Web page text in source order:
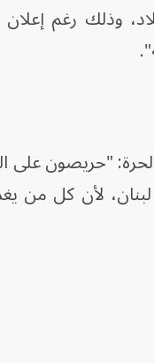
وذلك رغم
"حريصون على
لأن كل من